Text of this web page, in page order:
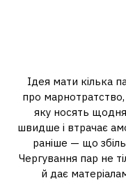
Ідея мати кілька
про марнотратство,
яку носять
швидше і втрачає
раніше — що
Чергування пар не
й дає